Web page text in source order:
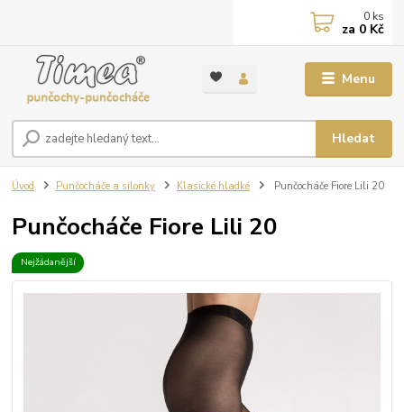
Menu
Hledat
0 ks
za 0 Kč
Úvod Punčocháče a silonky Klasické hladké Punčocháče Fiore Lili 20
Punčocháče Fiore Lili 20
Nejžádanější